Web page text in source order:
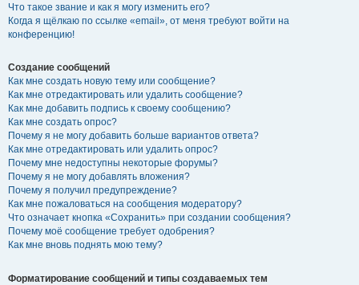
Что такое звание и как я могу изменить его?
Когда я щёлкаю по ссылке «email», от меня требуют войти на
конференцию!
Создание сообщений
Как мне создать новую тему или сообщение?
Как мне отредактировать или удалить сообщение?
Как мне добавить подпись к своему сообщению?
Как мне создать опрос?
Почему я не могу добавить больше вариантов ответа?
Как мне отредактировать или удалить опрос?
Почему мне недоступны некоторые форумы?
Почему я не могу добавлять вложения?
Почему я получил предупреждение?
Как мне пожаловаться на сообщения модератору?
Что означает кнопка «Сохранить» при создании сообщения?
Почему моё сообщение требует одобрения?
Как мне вновь поднять мою тему?
Форматирование сообщений и типы создаваемых тем